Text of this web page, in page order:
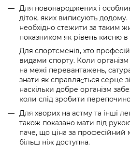
Для новонароджених і
діток, яких виписують додому.
необхідно стежити за таким
показником як рівень кисню в
Для спортсменів, хто
видами спорту. Коли
на межі перевантажень,
знати як справляється серце
наскільки добре організм
коли слід зробити
Для хворих на астму та інші
також показано мати під
паче, що ціна за
більш ніж доступна.